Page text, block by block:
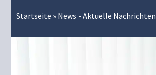
Startseite » News - Aktuelle Nachrichten